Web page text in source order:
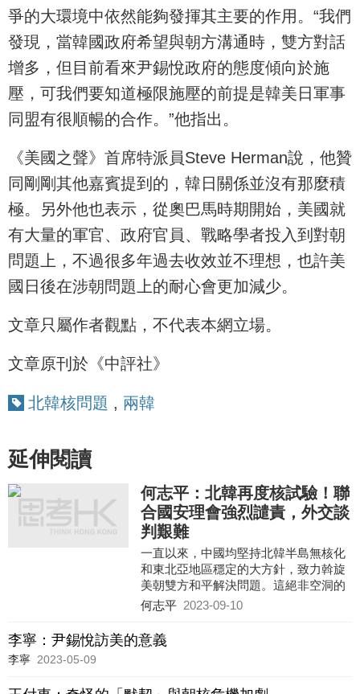
爭的大環境中依然能夠發揮其主要的作用。“我們
發現，當韓國政府希望與朝方溝通時，雙方對話
增多，但目前看來尹錫悅政府的態度傾向於施
壓，可我們要知道極限施壓的前提是韓美日軍事
同盟有很順暢的合作。”他指出。
《美國之聲》首席特派員Steve Herman說，他贊
同剛剛其他嘉賓提到的，韓日關係並沒有那麼積
極。另外他也表示，從奧巴馬時期開始，美國就
有大量的軍官、政府官員、戰略學者投入到對朝
問題上，不過很多年過去收效並不理想，也許美
國日後在涉朝問題上的耐心會更加減少。
文章只屬作者觀點，不代表本網立場。
文章原刊於《中評社》
北韓核問題 , 兩韓
延伸閱讀
何志平：北韓再度核試驗！聯
合國安理會強烈譴責，外交談
判艱難
一直以來，中國均堅持北韓半島無核化
和東北亞地區穩定的大方針，致力斡旋
美朝雙方和平解決問題。這絕非空洞的
外交說辭，而是中國和區內大部分國家
器，主要是要回應美國對其政權安全的
威脅。解鈴還須繫鈴人，只有美國才掌
何志平 2023-09-10
李寧：尹錫悅訪美的意義
李寧 2023-05-09